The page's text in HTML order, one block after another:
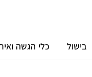
בישול כלי הגשה